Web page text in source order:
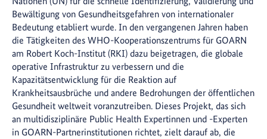
Bewältigung von Gesundheitsgefahren von internationaler
Bedeutung etabliert wurde. In den vergangenen Jahren haben
die Tätigkeiten des WHO-Kooperationszentrums für GOARN
am Robert Koch-Institut (RKI) dazu beigetragen, die globale
operative Infrastruktur zu verbessern und die
Kapazitätsentwicklung für die Reaktion auf
Krankheitsausbrüche und andere Bedrohungen der öffentlichen
Gesundheit weltweit voranzutreiben. Dieses Projekt, das sich
an multidisziplinäre Public Health Expertinnen und -Experten
in GOARN-Partnerinstitutionen richtet, zielt darauf ab, die